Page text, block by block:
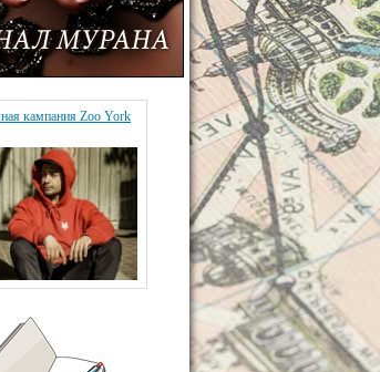
кампания Zoo York